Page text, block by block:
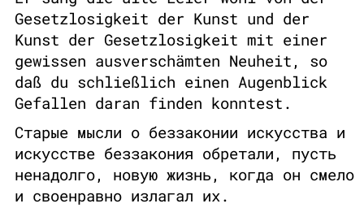
Gesetzlosigkeit der Kunst und der
Kunst der Gesetzlosigkeit mit einer
gewissen ausverschämten Neuheit, so
daß du schließlich einen Augenblick
Gefallen daran finden konntest.
Старые мысли о беззаконии искусства и
искусстве беззакония обретали, пусть
ненадолго, новую жизнь, когда он смело
и своенравно излагал их.